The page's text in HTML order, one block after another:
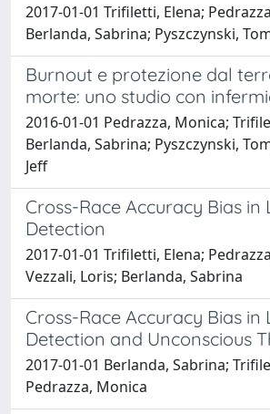
2017-01-01 Trifiletti, Elena;
Berlanda, Sabrina; Pyszczynski,
Burnout e protezione dal
morte: uno studio con
2016-01-01 Pedrazza, Monica;
Berlanda, Sabrina; Pyszczynski,
Jeff
Cross-Race Accuracy Bias in
Detection
2017-01-01 Trifiletti, Elena;
Vezzali, Loris; Berlanda, Sabrina
Cross-Race Accuracy Bias in
Detection and Unconscious
2017-01-01 Berlanda, Sabrina;
Pedrazza, Monica